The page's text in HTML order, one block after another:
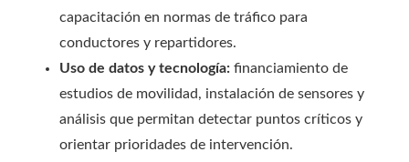
capacitación en normas de tráfico para
conductores y repartidores.
Uso de datos y tecnología: financiamiento de
estudios de movilidad, instalación de sensores y
análisis que permitan detectar puntos críticos y
orientar prioridades de intervención.